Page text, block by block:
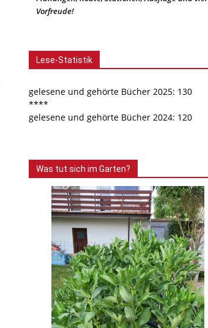
Vorfreude!
Lese-Statistik
gelesene und gehörte Bücher 2025: 130
****
gelesene und gehörte Bücher 2024: 120
Was tut sich im Garten?